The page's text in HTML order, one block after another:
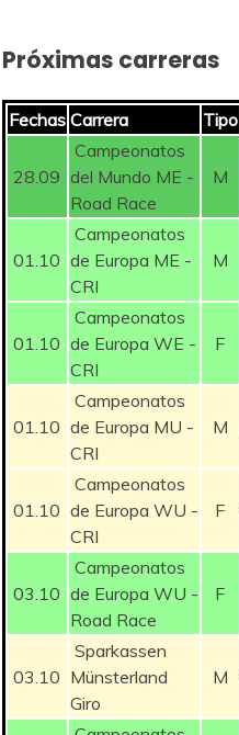
Próximas carreras
Fechas Carrera Tipo
28.09
Campeonatos
del Mundo ME -
Road Race
M
01.10
Campeonatos
de Europa ME -
CRI
M
01.10
Campeonatos
de Europa WE -
CRI
F
01.10
Campeonatos
de Europa MU -
CRI
M
01.10
Campeonatos
de Europa WU -
CRI
F
03.10
Campeonatos
de Europa WU -
Road Race
F
03.10
Sparkassen
Münsterland
Giro
M